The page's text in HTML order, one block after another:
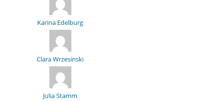
Karina Edelburg
Clara Wrzesinski
Julia Stamm